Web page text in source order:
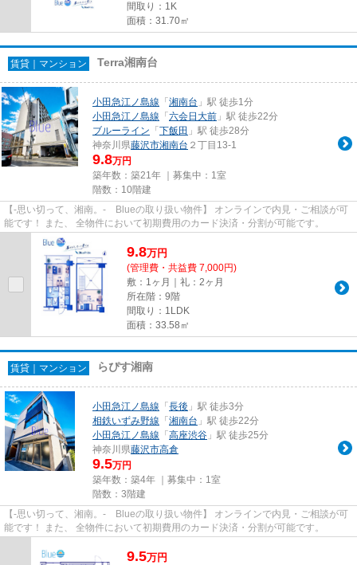
間取り：1K
面積：31.70㎡
賃貸｜マンション Terra湘南台
小田急江ノ島線 「 湘南台 」駅 徒歩1分
小田急江ノ島線 「 六会日大前 」駅 徒歩22分
ブルーライン 「 下飯田 」駅 徒歩28分
神奈川県藤沢市湘南台 ２丁目13-1
9.8万円
築年数：築21年 ｜募集中： 1室
階数：10階建
【-思い切って、湘南。- Blueの取り扱い物件】 オンラインで内見・ご相談が可
能です！ また、 全物件において初期費用のカード決済・分割が可能です。
9.8万円
(管理費・共益費 7,000円)
敷：1ヶ月｜礼：2ヶ月
所在階：9階
間取り：1LDK
面積：33.58㎡
賃貸｜マンション らぴす湘南
小田急江ノ島線 「 長後 」駅 徒歩3分
相鉄いずみ野線 「 湘南台 」駅 徒歩22分
小田急江ノ島線 「 高座渋谷 」駅 徒歩25分
神奈川県藤沢市高倉
9.5万円
築年数：築4年 ｜募集中： 1室
階数：3階建
【-思い切って、湘南。- Blueの取り扱い物件】 オンラインで内見・ご相談が可
能です！ また、 全物件において初期費用のカード決済・分割が可能です。
9.5万円